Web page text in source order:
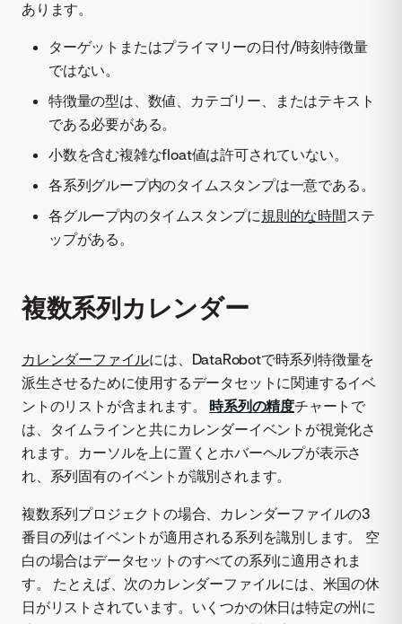
あります。
ターゲットまたはプライマリーの日付/時刻特徴量
ではない。
特徴量の型は、数値、カテゴリー、またはテキスト
である必要がある。
小数を含む複雑なfloat値は許可されていない。
各系列グループ内のタイムスタンプは一意である。
各グループ内のタイムスタンプに規則的な時間ステ
ップがある。
複数系列カレンダー
カレンダーファイルには、DataRobotで時系列特徴量を
派生させるために使用するデータセットに関連するイベ
ントのリストが含まれます。 時系列の精度チャートで
は、タイムラインと共にカレンダーイベントが視覚化さ
れます。カーソルを上に置くとホバーヘルプが表示さ
れ、系列固有のイベントが識別されます。
複数系列プロジェクトの場合、カレンダーファイルの3
番目の列はイベントが適用される系列を識別します。 空
白の場合はデータセットのすべての系列に適用されま
す。 たとえば、次のカレンダーファイルには、米国の休
日がリストされています。いくつかの休日は特定の州に